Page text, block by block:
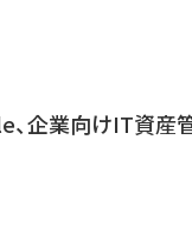
、企業向けIT資産